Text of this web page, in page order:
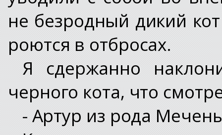
не безродный дикий
роются в отбросах.
Я сдержанно
черного кота, что
- Артур из рода